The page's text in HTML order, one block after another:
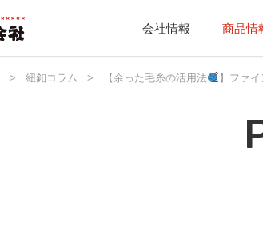
会社情報 商品情
> 紐釦コラム > 【余った毛糸の活用法 】ファ